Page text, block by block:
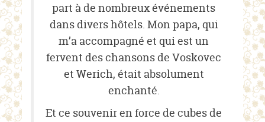
part à de nombreux événements
dans divers hôtels. Mon papa, qui
m’a accompagné et qui est un
fervent des chansons de Voskovec
et Werich, était absolument
enchanté.
Et ce souvenir en force de cubes de